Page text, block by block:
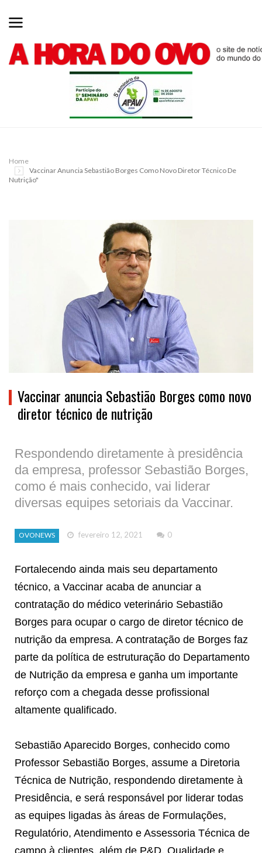
Home
Vaccinar Anuncia Sebastião Borges Como Novo Diretor Técnico De
Nutrição"
Vaccinar anuncia Sebastião Borges como novo
diretor técnico de nutrição
Respondendo diretamente à presidência
da empresa, professor Sebastião Borges,
como é mais conhecido, vai liderar
diversas equipes setoriais da Vaccinar.
OVONEWS fevereiro 12, 2021 0
Fortalecendo ainda mais seu departamento
técnico, a Vaccinar acaba de anunciar a
contratação do médico veterinário Sebastião
Borges para ocupar o cargo de diretor técnico de
nutrição da empresa. A contratação de Borges faz
parte da política de estruturação do Departamento
de Nutrição da empresa e ganha um importante
reforço com a chegada desse profissional
altamente qualificado.
Sebastião Aparecido Borges, conhecido como
Professor Sebastião Borges, assume a Diretoria
Técnica de Nutrição, respondendo diretamente à
Presidência, e será responsável por liderar todas
as equipes ligadas às áreas de Formulações,
Regulatório, Atendimento e Assessoria Técnica de
campo à clientes, além de P&D, Qualidade e